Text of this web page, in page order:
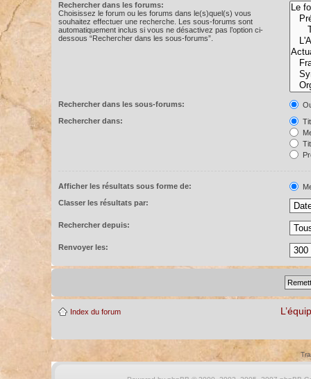
Rechercher dans les forums:
Choisissez le forum ou les forums dans le(s)quel(s) vous
souhaitez effectuer une recherche. Les sous-forums sont
automatiquement inclus si vous ne désactivez pas l’option ci-
dessous “Rechercher dans les sous-forums”.
Rechercher dans les sous-forums:
Rechercher dans:
Afficher les résultats sous forme de:
Classer les résultats par:
Rechercher depuis:
Renvoyer les:
Index du forum